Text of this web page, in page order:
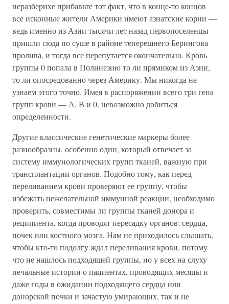
неразберихе прибавьте тот факт, что в конце-то концов
все исконные жители Америки имеют азиатские корни —
ведь именно из Азии тысячи лет назад первопоселенцы
пришли сюда по суше в районе теперешнего Берингова
пролива, и тогда все перепутается окончательно. Кровь
группы 0 попала в Полинезию то ли прямиком из Азии,
то ли опосредованно через Америку. Мы никогда не
узнаем этого точно. Имея в распоряжении всего три гена
групп крови — А, В и 0, невозможно добиться
определенности.
Другие классические генетические маркеры более
разнообразны, особенно один, который отвечает за
систему иммунологических групп тканей, важную при
трансплантации органов. Подобно тому, как перед
переливанием крови проверяют ее группу, чтобы
избежать нежелательной иммунной реакции, необходимо
проверить, совместимы ли группы тканей донора и
реципиента, когда проводят пересадку органов: сердца,
почек или костного мозга. Нам не приходилось слышать,
чтобы кто-то подолгу ждал переливания крови, потому
что не нашлось подходящей группы, но у всех на слуху
печальные истории о пациентах, проводящих месяцы и
даже годы в ожидании подходящего сердца или
донорской почки и зачастую умирающих, так и не